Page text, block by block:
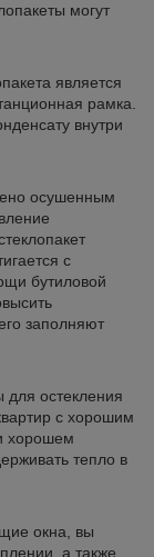
могут
является
рамка.
внутри
осушенным
с
бутиловой
заполняют
остекления
с хорошим
хорошем
тепло в
окна, вы
а также